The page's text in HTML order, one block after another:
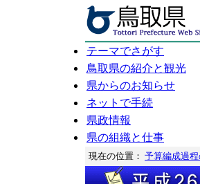
テーマでさがす
鳥取県の紹介と観光
県からのお知らせ
ネットで手続
県政情報
県の組織と仕事
現在の位置： 予算編成過程